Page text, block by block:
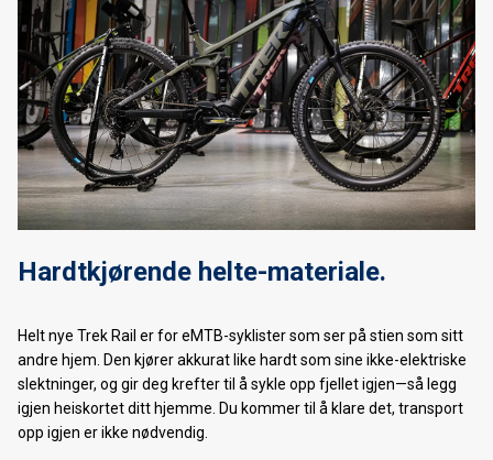
Nordnorsk Skimesse 2019
Bakgårdssalg 11-12. Oktober 2019
Forhåndsbestilling av 2020 SANTA CRUZ sykler
Hardtkjørende helte-materiale.
Helt nye Trek Rail er for eMTB-syklister som ser på stien som sitt
andre hjem. Den kjører akkurat like hardt som sine ikke-elektriske
slektninger, og gir deg krefter til å sykle opp fjellet igjen—så legg
igjen heiskortet ditt hjemme. Du kommer til å klare det, transport
opp igjen er ikke nødvendig.